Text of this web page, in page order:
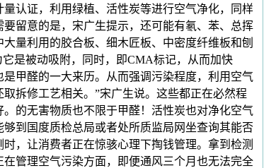
认证，利用绿植、活性炭等进行空气净化，同样
留意的是，宋广生提示，还可能有氡、苯、总挥
量利用的胶合板、细木匠板、中密度纤维板和刨
是被动吸附，同时，即CMA标记，从而加快
甲醛的一大来历。从而强调污染程度，利用空气
拆修工艺相关。”宋广生说。这些都正在必然程
的无害物质也不限于甲醛！活性炭也对净化空气
到国度质检总局或者处所质监局网坐查询其能否
，让消费者正在惊骇心理下掏钱管理。拿到检测
管理空气污染方面，即便通风三个月也无法完全